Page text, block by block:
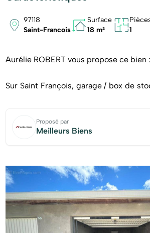
97118
Saint-Francois
Surface
18 m²
1
Aurélie ROBERT vous propose ce bien :
Sur Saint François, garage / box de
sont disponibles sur le site
Proposé par
Meilleurs Biens